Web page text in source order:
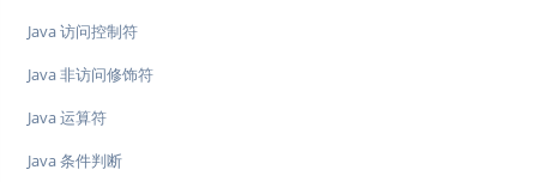
Java 访问控制符
Java 非访问修饰符
Java 运算符
Java 条件判断